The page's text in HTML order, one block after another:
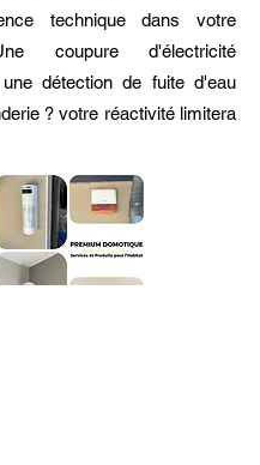
technique dans votre
coupure d'électricité
détection de fuite d'eau
? votre réactivité limitera